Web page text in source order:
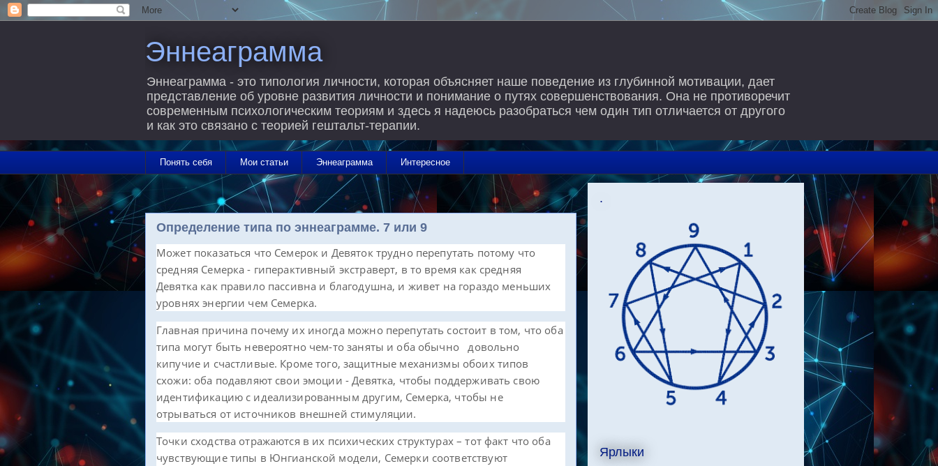
Эннеаграмма
Эннеаграмма - это типология личности, которая объясняет наше поведение из глубинной мотивации, дает
представление об уровне развития личности и понимание о путях совершенствования. Она не противоречит
современным психологическим теориям и здесь я надеюсь разобраться чем один тип отличается от другого
и как это связано с теорией гештальт-терапии.
Понять себя Мои статьи Эннеаграмма Интересное
Определение типа по эннеаграмме. 7 или 9
Может показаться что Семерок и Девяток трудно перепутать потому что
средняя Семерка - гиперактивный экстраверт, в то время как средняя
Девятка как правило пассивна и благодушна, и живет на гораздо меньших
уровнях энергии чем Семерка.
Главная причина почему их иногда можно перепутать состоит в том, что оба
типа могут быть невероятно чем-то заняты и оба обычно довольно
кипучие и счастливые. Кроме того, защитные механизмы обоих типов
схожи: оба подавляют свои эмоции - Девятка, чтобы поддерживать свою
идентификацию с идеализированным другим, Семерка, чтобы не
отрываться от источников внешней стимуляции.
Точки сходства отражаются в их психических структурах – тот факт что оба
чувствующие типы в Юнгианской модели, Семерки соответствуют
.
Ярлыки